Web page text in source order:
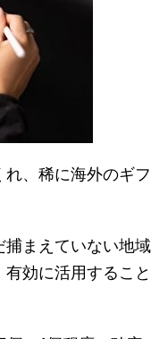
、稀に海外のギフ
捕まえていない地域
効に活用すること